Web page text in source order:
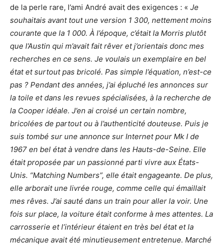
de la perle rare, l’ami André avait des exigences : « Je
souhaitais avant tout une version 1 300, nettement moins
courante que la 1 000. À l’époque, c’était la Morris plutôt
que l’Austin qui m’avait fait rêver et j’orientais donc mes
recherches en ce sens. Je voulais un exemplaire en bel
état et surtout pas bricolé. Pas simple l’équation, n’est-ce
pas ? Pendant des années, j’ai épluché les annonces sur
la toile et dans les revues spécialisées, à la recherche de
la Cooper idéale. J’en ai croisé un certain nombre,
bricolées de partout ou à l’authenticité douteuse. Puis je
suis tombé sur une annonce sur Internet pour Mk I de
1967 en bel état à vendre dans les Hauts-de-Seine. Elle
était proposée par un passionné parti vivre aux États-
Unis. “Matching Numbers”, elle était engageante. De plus,
elle arborait une livrée rouge, comme celle qui émaillait
mes rêves. J’ai sauté dans un train pour aller la voir. Une
fois sur place, la voiture était conforme à mes attentes. La
carrosserie et l’intérieur étaient en très bel état et la
mécanique avait été minutieusement entretenue. Marché